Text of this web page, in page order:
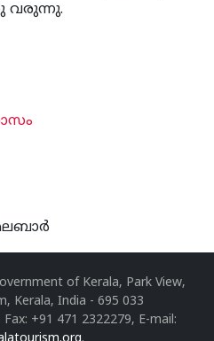
വരുന്നു.
of Kerala, Park View,
Kerala, India - 695 033
+91 471 2322279, E-mail: